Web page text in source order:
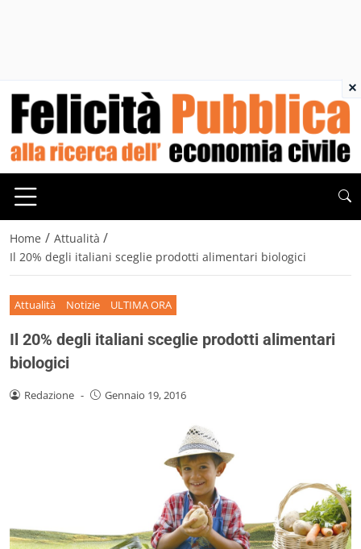
Home / Attualità /
Il 20% degli italiani sceglie prodotti alimentari biologici
Attualità Notizie ULTIMA ORA
Il 20% degli italiani sceglie prodotti alimentari
biologici
Redazione - Gennaio 19, 2016
×